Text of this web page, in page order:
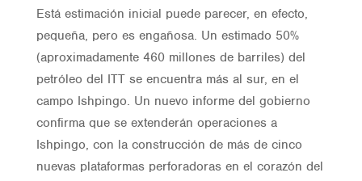
Está estimación inicial puede parecer, en efecto,
pequeña, pero es engañosa. Un estimado 50%
(aproximadamente 460 millones de barriles) del
petróleo del ITT se encuentra más al sur, en el
campo Ishpingo. Un nuevo informe del gobierno
confirma que se extenderán operaciones a
Ishpingo, con la construcción de más de cinco
nuevas plataformas perforadoras en el corazón del